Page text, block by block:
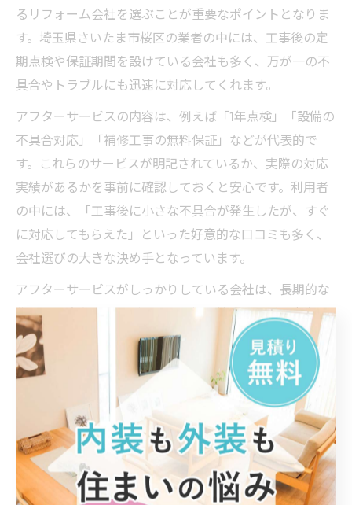
るリフォーム会社を選ぶことが重要なポイントとなりま
す。埼玉県さいたま市桜区の業者の中には、工事後の定
期点検や保証期間を設けている会社も多く、万が一の不
具合やトラブルにも迅速に対応してくれます。
アフターサービスの内容は、例えば「1年点検」「設備の
不具合対応」「補修工事の無料保証」などが代表的で
す。これらのサービスが明記されているか、実際の対応
実績があるかを事前に確認しておくと安心です。利用者
の中には、「工事後に小さな不具合が発生したが、すぐ
に対応してもらえた」といった好意的な口コミも多く、
会社選びの大きな決め手となっています。
アフターサービスがしっかりしている会社は、長期的な
住まいの安心につながります。契約前にサービス内容を
比較し、将来的なメンテナンスも任せられるかをチェッ
クしましょう。
リフォーム会社選びで契約内容の確認を重視
リフォーム会社選びで最も重要なのが、契約内容の確認
です。埼玉県さいたま市桜区でも、契約書の内容が曖昧
だったり、重要事項の説明が不十分なまま契約を急かさ